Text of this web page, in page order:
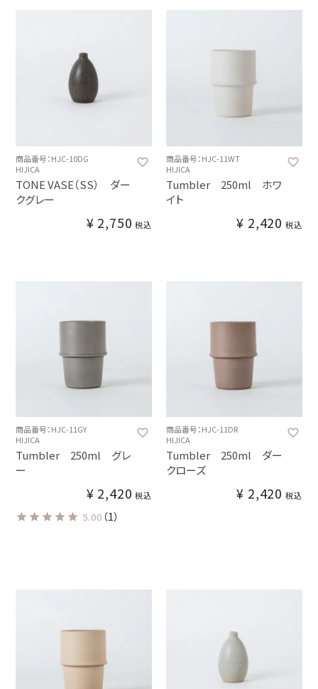
商品番号：HJC-10DG
HIJICA
TONE VASE（SS） ダー
クグレー
¥ 2,750 税込
商品番号：HJC-11WT
HIJICA
Tumbler 250ml ホワ
イト
¥ 2,420 税込
商品番号：HJC-11GY
HIJICA
Tumbler 250ml グレ
ー
¥ 2,420 税込
5.00 （1）
商品番号：HJC-11DR
HIJICA
Tumbler 250ml ダー
クローズ
¥ 2,420 税込